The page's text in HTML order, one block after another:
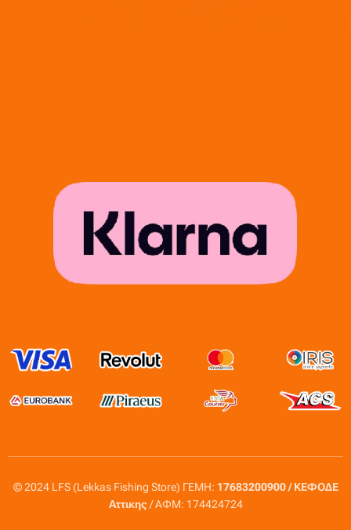
© 2024 LFS (Lekkas Fishing Store) ΓΕΜΗ: 17683200900 / ΚΕΦΟΔΕ
Αττικης/ ΑΦΜ: 174424724